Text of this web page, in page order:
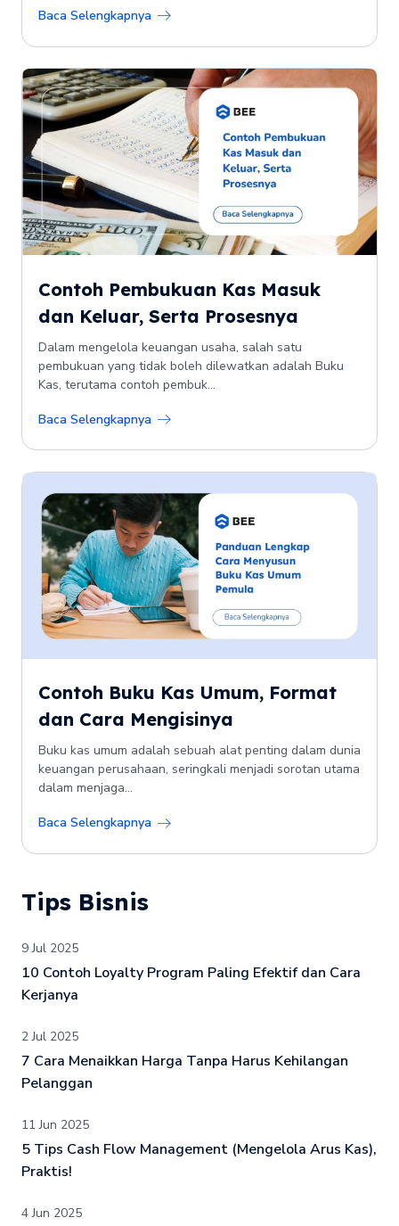
Baca Selengkapnya
Contoh Pembukuan Kas Masuk
dan Keluar, Serta Prosesnya
Dalam mengelola keuangan usaha, salah satu
pembukuan yang tidak boleh dilewatkan adalah Buku
Kas, terutama contoh pembuk...
Baca Selengkapnya
Contoh Buku Kas Umum, Format
dan Cara Mengisinya
Buku kas umum adalah sebuah alat penting dalam dunia
keuangan perusahaan, seringkali menjadi sorotan utama
dalam menjaga...
Baca Selengkapnya
Tips Bisnis
9 Jul 2025
10 Contoh Loyalty Program Paling Efektif dan Cara
Kerjanya
2 Jul 2025
7 Cara Menaikkan Harga Tanpa Harus Kehilangan
Pelanggan
11 Jun 2025
5 Tips Cash Flow Management (Mengelola Arus Kas),
Praktis!
4 Jun 2025